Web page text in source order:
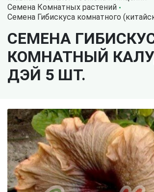
Семена Комнатных растений
Семена Гибискуса комнатного
СЕМЕНА
КОМНАТНЫЙ
ДЭЙ 5 ШТ.